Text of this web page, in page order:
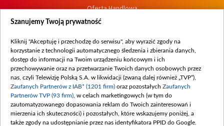
Oferta Handlowa
Dostępność
Procedura zgłoszeń wewnętrznych
Szanujemy Twoją prywatność
Kliknij "Akceptuję i przechodzę do serwisu", aby wyrazić zgody na
korzystanie z technologii automatycznego śledzenia i zbierania danych,
dostęp do informacji na Twoim urządzeniu końcowym i ich
przechowywanie oraz na przetwarzanie Twoich danych osobowych przez
nas, czyli Telewizję Polską S.A. w likwidacji (zwaną dalej również „TVP”),
Zaufanych Partnerów z IAB* (1201 firm) oraz pozostałych Zaufanych
Partnerów TVP (93 firm) , w celach marketingowych (w tym do
zautomatyzowanego dopasowania reklam do Twoich zainteresowań i
mierzenia ich skuteczności) i pozostałych, które wskazujemy poniżej, a
także zgody na udostępnianie przez nas identyfikatora PPID do Google.